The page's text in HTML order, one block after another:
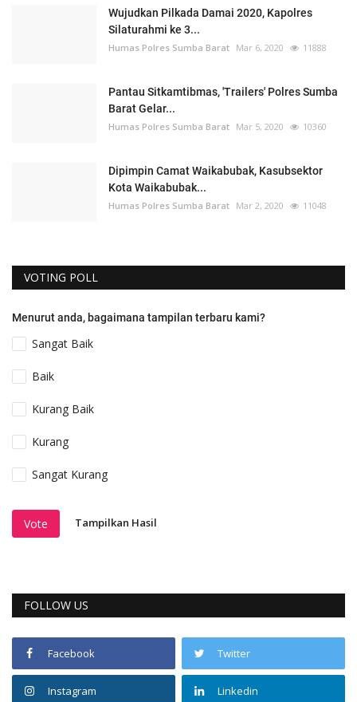
Wujudkan Pilkada Damai 2020, Kapolres
Silaturahmi ke 3...
Humas Polres Sumba Barat Mar 6, 2020 11888
Pantau Sitkamtibmas, 'Trailers' Polres Sumba
Barat Gelar...
Humas Polres Sumba Barat Mar 5, 2020 10360
Dipimpin Camat Waikabubak, Kasubsektor
Kota Waikabubak...
Humas Polres Sumba Barat Mar 2, 2020 11048
VOTING POLL
Menurut anda, bagaimana tampilan terbaru kami?
Sangat Baik
Baik
Kurang Baik
Kurang
Sangat Kurang
Vote Tampilkan Hasil
FOLLOW US
Facebook Twitter
Instagram Linkedin